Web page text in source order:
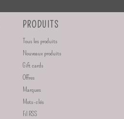
PRODUITS
Tous les produits
Nouveaux produits
Gift cards
Offres
Marques
Mots-clés
Fil RSS